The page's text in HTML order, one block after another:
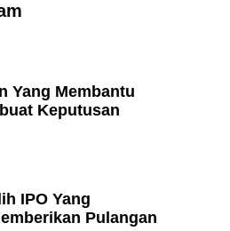
Yang Membantu
Keputusan
IPO Yang
Pulangan
Sifu Saham Sebut